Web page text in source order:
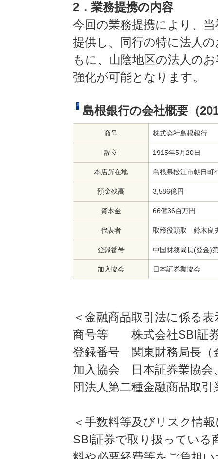
2．業務提携の内容
今回の業務提携により、
提供し、同行の特に法人
もに、山陰地区の法人の
強化が可能となります。
島根銀行の会社概要（
商号 株式会社島根銀行
設立 1915年5月20日
本店所在地 島根県松江市朝日町
預金残高 3,586億円
資本金 66億36百万円
代表者 取締役頭取 鈴木良
登録番号 中国財務局長(登金)
加入協会 日本証券業協会
＜金融商品取引法に係る表
商号等 株式会社SBI証
登録番号 関東財務局長（
加入協会 日本証券業協会
団法人第二種金融商品取引
＜手数料等及びリスク情
SBI証券で取り扱っている